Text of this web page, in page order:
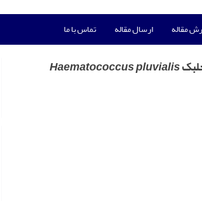
مقاله ارسال مقاله تماس با ما
Haematococcus pluvialis